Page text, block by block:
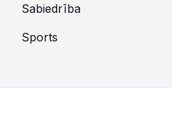
Sabiedrība
Sports